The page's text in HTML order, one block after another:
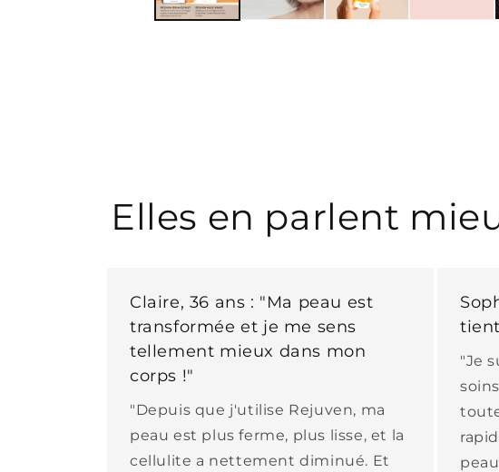
Elles en parlent
Claire, 36 ans : "Ma peau est
transformée et je me sens
tellement mieux dans mon
corps !"
"Depuis que j'utilise Rejuven, ma
peau est plus ferme, plus lisse, et la
cellulite a nettement diminué. Et
"Je